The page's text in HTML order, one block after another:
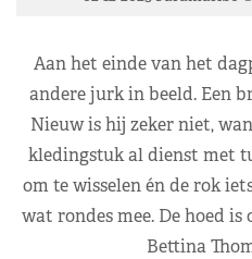
Aan het einde van het
andere jurk in beeld. Een
Nieuw is hij zeker niet,
kledingstuk al dienst met
om te wisselen én de rok
wat rondes mee. De hoed
Bettina